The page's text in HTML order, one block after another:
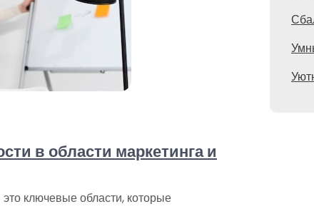
в области маркетинга и
ключевые области, которые